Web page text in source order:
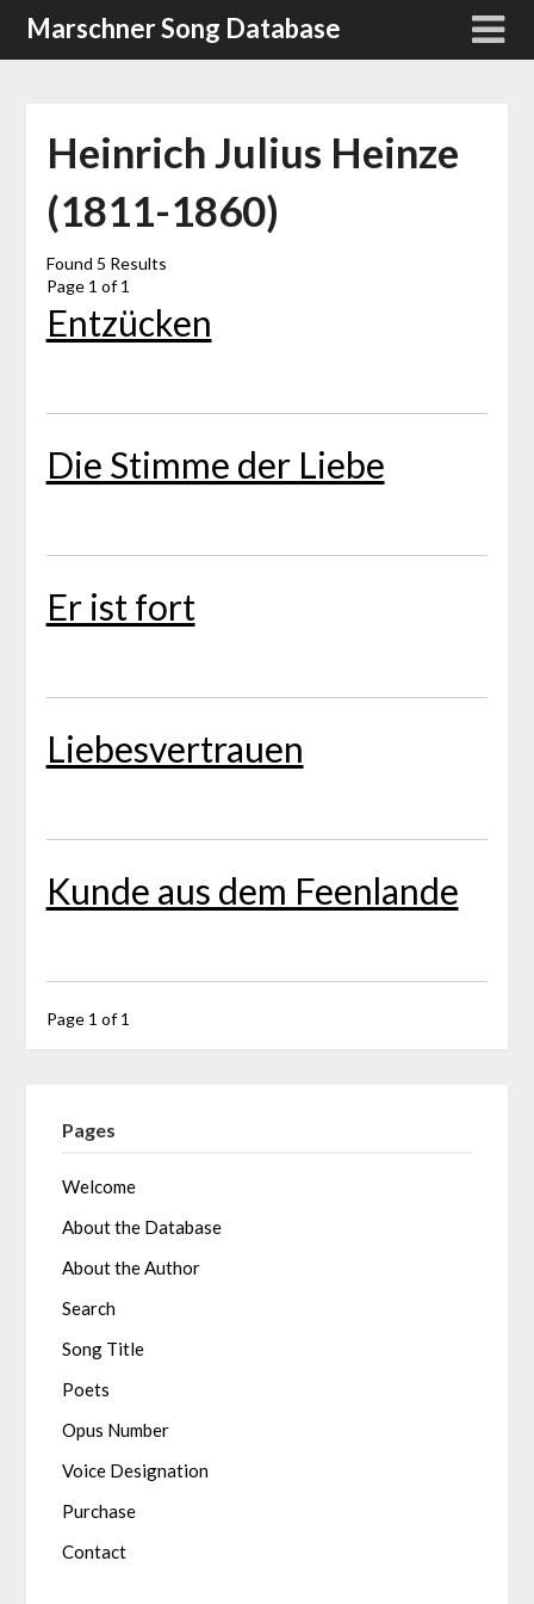
SkipMarschner Song Database
Heinrich Julius Heinze
(1811-1860)
Found 5 Results
Page 1 of 1
Entzücken
Die Stimme der Liebe
Er ist fort
Liebesvertrauen
Kunde aus dem Feenlande
Page 1 of 1
Pages
Welcome
About the Database
About the Author
Search
Song Title
Poets
Opus Number
Voice Designation
Purchase
Contact